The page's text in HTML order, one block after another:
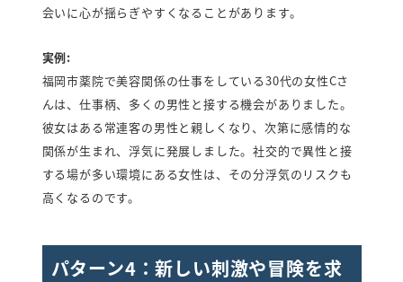
会いに心が揺らぎやすくなることがあります。
実例:
福岡市薬院で美容関係の仕事をしている30代の女性Cさ
んは、仕事柄、多くの男性と接する機会がありました。
彼女はある常連客の男性と親しくなり、次第に感情的な
関係が生まれ、浮気に発展しました。社交的で異性と接
する場が多い環境にある女性は、その分浮気のリスクも
高くなるのです。
パターン4：新しい刺激や冒険を求